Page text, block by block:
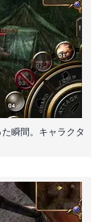
瞬間。キャラクタ